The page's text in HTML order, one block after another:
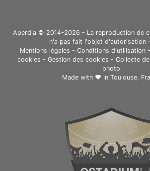
Aperdia © 2014-2026 - La reproduction de
n'a pas fait l'objet d'autorisation
Mentions légales - Conditions d'utilisation-
cookies - Gestion des cookies - Collecte
photo
Made with ❤ in Toulouse,